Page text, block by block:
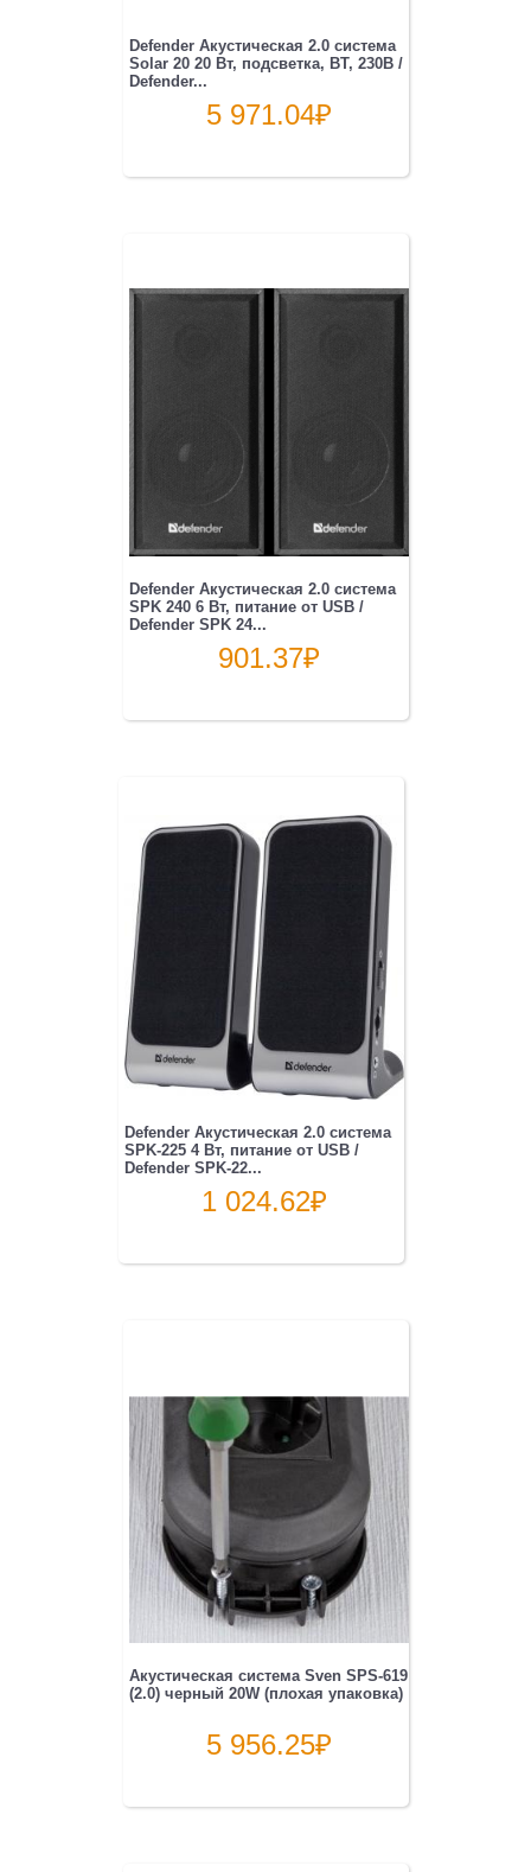
Defender Акустическая 2.0 система
Solar 20 20 Вт, подсветка, BT, 230В /
Defender...
5 971.04₽
Defender Акустическая 2.0 система
SPK 240 6 Вт, питание от USB /
Defender SPK 24...
901.37₽
Defender Акустическая 2.0 система
SPK-225 4 Вт, питание от USB /
Defender SPK-22...
1 024.62₽
Акустическая система Sven SPS-619
(2.0) черный 20W (плохая упаковка)
5 956.25₽